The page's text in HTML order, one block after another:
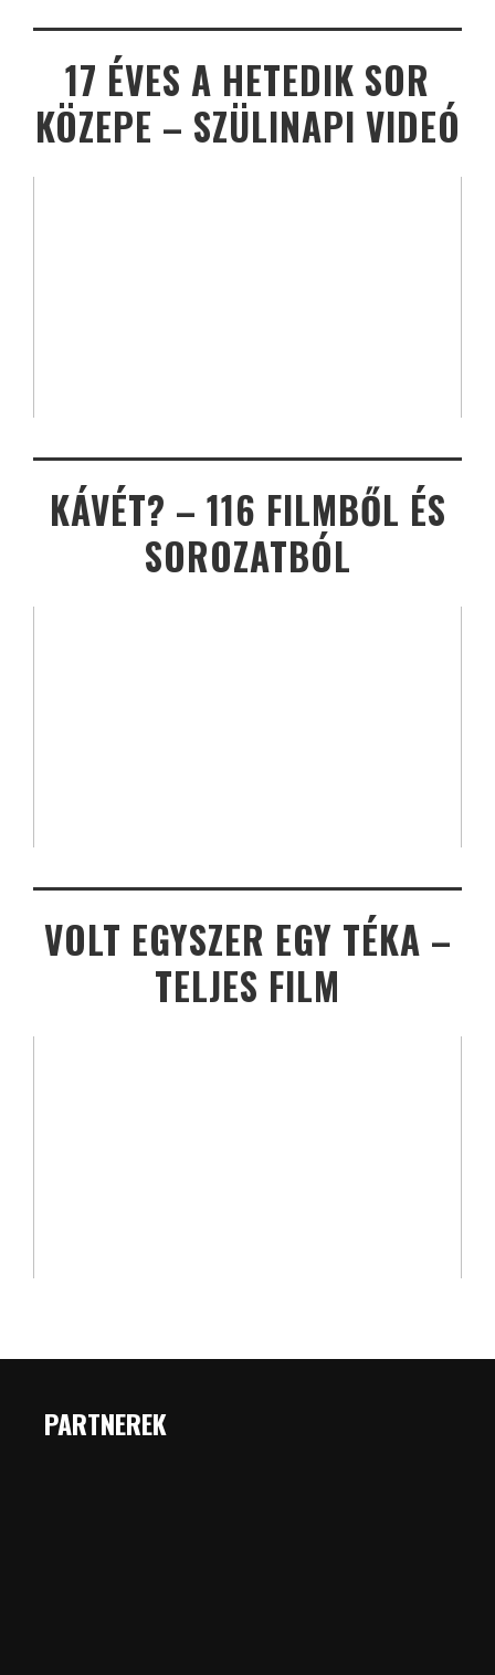
17 ÉVES A HETEDIK SOR
KÖZEPE – SZÜLINAPI VIDEÓ
KÁVÉT? – 116 FILMBŐL ÉS
SOROZATBÓL
VOLT EGYSZER EGY TÉKA –
TELJES FILM
PARTNEREK